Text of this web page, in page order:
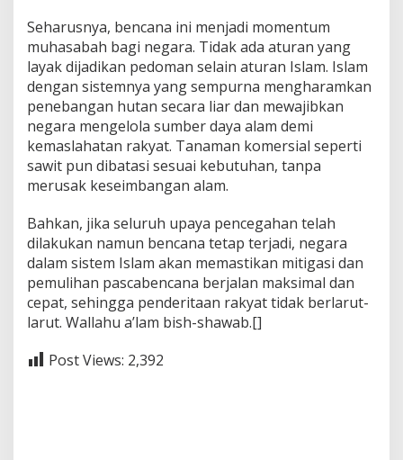
Seharusnya, bencana ini menjadi momentum
muhasabah bagi negara. Tidak ada aturan yang
layak dijadikan pedoman selain aturan Islam. Islam
dengan sistemnya yang sempurna mengharamkan
penebangan hutan secara liar dan mewajibkan
negara mengelola sumber daya alam demi
kemaslahatan rakyat. Tanaman komersial seperti
sawit pun dibatasi sesuai kebutuhan, tanpa
merusak keseimbangan alam.
Bahkan, jika seluruh upaya pencegahan telah
dilakukan namun bencana tetap terjadi, negara
dalam sistem Islam akan memastikan mitigasi dan
pemulihan pascabencana berjalan maksimal dan
cepat, sehingga penderitaan rakyat tidak berlarut-
larut. Wallahu a’lam bish-shawab.[]
Post Views: 2,392